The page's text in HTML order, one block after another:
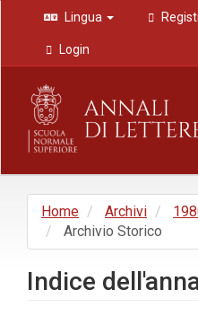
Navigazione
principale
Contenuto
principale
Barra
laterale
Lingua
Login
Home Archivi
Archivio Storico
Indice